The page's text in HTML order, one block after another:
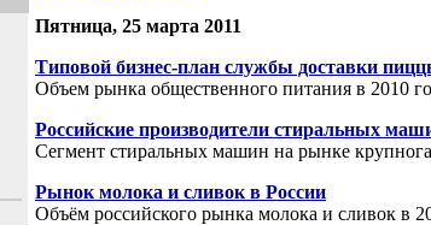
Пятница, 25 марта 2011
Типовой бизнес-план службы доставки
Объем рынка общественного питания в 2010
Российские производители стиральных
Сегмент стиральных машин на рынке
Рынок молока и сливок в России
Объём российского рынка молока и сливок в